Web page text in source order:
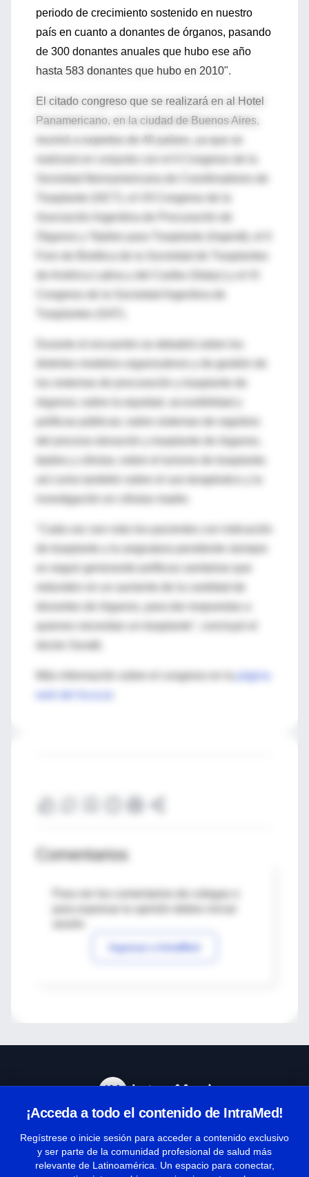
periodo de crecimiento sostenido en nuestro
país en cuanto a donantes de órganos, pasando
de 300 donantes anuales que hubo ese año
hasta 583 donantes que hubo en 2010".
El citado congreso que se realizará en al Hotel
Panamericano, en la ciudad de Buenos Aires,
reunirá a expertos de 40 países, ya que se
realizará en conjunto con el II Congreso de la
Trasplante (SICT), el VII Congreso de la
Asociación Argentina de Procuración de
Órganos y Tejidos para Trasplante (Aaprott), el II
Congreso de la Sociedad Argentina de
distintos modelos organizativos y de gestión de
órganos; sobre la equidad, accesibilidad y
políticas públicas; sobre sistemas de registros
del proceso donación y trasplante de órganos,
así como también sobre el uso terapéutico y la
investigación en células madre.
de trasplante y la asignatura pendiente siempre
es seguir generando políticas sanitarias que
donantes de órganos, para dar respuestas a
Más información sobre el congreso en la
página
Comentarios
Para ver los comentarios de colegas o
Ingresar a IntraMed
¡Acceda a todo el contenido de IntraMed!
Regístrese o inicie sesión para acceder a contenido exclusivo
y ser parte de la comunidad profesional de salud más
relevante de Latinoamérica. Un espacio para conectar,
Términos y condiciones